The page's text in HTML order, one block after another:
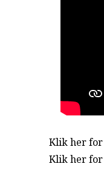
Klik her for
Klik her for